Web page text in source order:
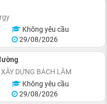
Không yêu cầu
29/08/2026
DỰNG BÁCH LÂM
Không yêu cầu
29/08/2026